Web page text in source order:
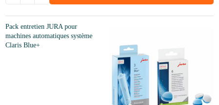
Pack entretien JURA pour
machines automatiques système
Claris Blue+